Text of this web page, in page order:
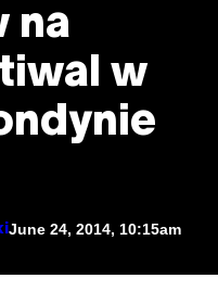
na
w
June 24, 2014, 10:15am